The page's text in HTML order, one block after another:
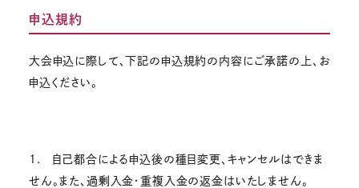
申込規約
大会申込に際して、下記の申込規約の内容にご承諾の上、お
申込ください。
1. 自己都合による申込後の種目変更、キャンセルはできま
せん。また、過剰入金・重複入金の返金はいたしません。